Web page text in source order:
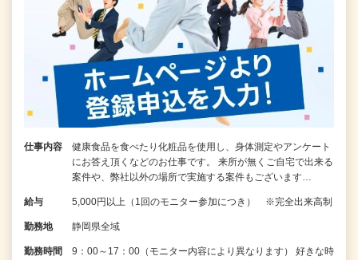
仕事内容
健康食品を食べたり化粧品を使用し、身体測定やアンケート
にお答え頂くなどのお仕事です。 来所が無くご自宅で出来る
案件や、弊社以外の場所で実施する案件もございます…
給与 5,000円以上（1回のモニター参加につき） ※完全出来高制
勤務地 静岡県全域
勤務時間
9：00～17：00（モニター内容により異なります） 好きな時